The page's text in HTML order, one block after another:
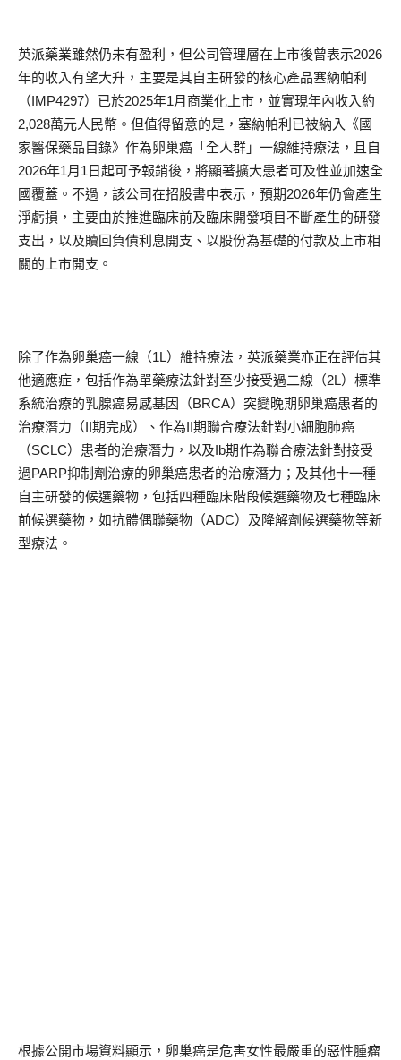
英派藥業雖然仍未有盈利，但公司管理層在上市後曾表示2026
年的收入有望大升，主要是其自主研發的核心產品塞納帕利
（IMP4297）已於2025年1月商業化上市，並實現年內收入約
2,028萬元人民幣。但值得留意的是，塞納帕利已被納入《國
家醫保藥品目錄》作為卵巢癌「全人群」一線維持療法，且自
2026年1月1日起可予報銷後，將顯著擴大患者可及性並加速全
國覆蓋。不過，該公司在招股書中表示，預期2026年仍會產生
淨虧損，主要由於推進臨床前及臨床開發項目不斷產生的研發
支出，以及贖回負債利息開支、以股份為基礎的付款及上市相
關的上市開支。
除了作為卵巢癌一線（1L）維持療法，英派藥業亦正在評估其
他適應症，包括作為單藥療法針對至少接受過二線（2L）標準
系統治療的乳腺癌易感基因（BRCA）突變晚期卵巢癌患者的
治療潛力（II期完成）、作為II期聯合療法針對小細胞肺癌
（SCLC）患者的治療潛力，以及Ib期作為聯合療法針對接受
過PARP抑制劑治療的卵巢癌患者的治療潛力；及其他十一種
自主研發的候選藥物，包括四種臨床階段候選藥物及七種臨床
前候選藥物，如抗體偶聯藥物（ADC）及降解劑候選藥物等新
型療法。
根據公開市場資料顯示，卵巢癌是危害女性最嚴重的惡性腫瘤